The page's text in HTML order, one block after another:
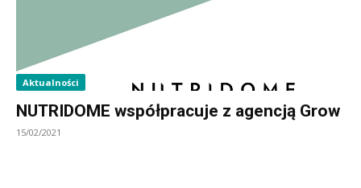
Aktualności
NUTRIDOME współpracuje z agencją Grow
15/02/2021